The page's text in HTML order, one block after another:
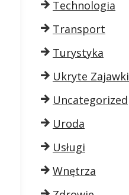
Technologia
Transport
Turystyka
Ukryte Zajawki
Uncategorized
Uroda
Usługi
Wnętrza